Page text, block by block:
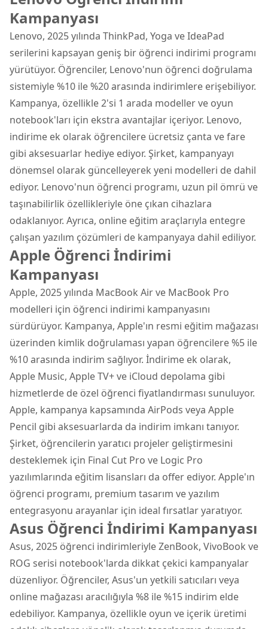
Kampanyası
Lenovo, 2025 yılında ThinkPad, Yoga ve IdeaPad
serilerini kapsayan geniş bir öğrenci indirimi programı
yürütüyor. Öğrenciler, Lenovo'nun öğrenci doğrulama
sistemiyle %10 ile %20 arasında indirimlere erişebiliyor.
Kampanya, özellikle 2'si 1 arada modeller ve oyun
notebook'ları için ekstra avantajlar içeriyor. Lenovo,
indirime ek olarak öğrencilere ücretsiz çanta ve fare
gibi aksesuarlar hediye ediyor. Şirket, kampanyayı
dönemsel olarak güncelleyerek yeni modelleri de dahil
ediyor. Lenovo'nun öğrenci programı, uzun pil ömrü ve
taşınabilirlik özellikleriyle öne çıkan cihazlara
odaklanıyor. Ayrıca, online eğitim araçlarıyla entegre
çalışan yazılım çözümleri de kampanyaya dahil ediliyor.
Apple Öğrenci İndirimi
Kampanyası
Apple, 2025 yılında MacBook Air ve MacBook Pro
modelleri için öğrenci indirimi kampanyasını
sürdürüyor. Kampanya, Apple'ın resmi eğitim mağazası
üzerinden kimlik doğrulaması yapan öğrencilere %5 ile
%10 arasında indirim sağlıyor. İndirime ek olarak,
Apple Music, Apple TV+ ve iCloud depolama gibi
hizmetlerde de özel öğrenci fiyatlandırması sunuluyor.
Apple, kampanya kapsamında AirPods veya Apple
Pencil gibi aksesuarlarda da indirim imkanı tanıyor.
Şirket, öğrencilerin yaratıcı projeler geliştirmesini
desteklemek için Final Cut Pro ve Logic Pro
yazılımlarında eğitim lisansları da offer ediyor. Apple'ın
öğrenci programı, premium tasarım ve yazılım
entegrasyonu arayanlar için ideal fırsatlar yaratıyor.
Asus Öğrenci İndirimi Kampanyası
Asus, 2025 öğrenci indirimleriyle ZenBook, VivoBook ve
ROG serisi notebook'larda dikkat çekici kampanyalar
düzenliyor. Öğrenciler, Asus'un yetkili satıcıları veya
online mağazası aracılığıyla %8 ile %15 indirim elde
edebiliyor. Kampanya, özellikle oyun ve içerik üretimi